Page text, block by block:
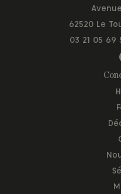
62520 Le
03 21 05 69